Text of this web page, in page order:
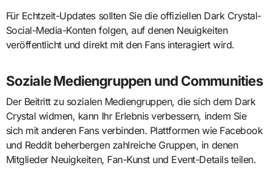
Für Echtzeit-Updates sollten Sie die offiziellen Dark Crystal-
Social-Media-Konten folgen, auf denen Neuigkeiten
veröffentlicht und direkt mit den Fans interagiert wird.
Soziale Mediengruppen und Communities
Der Beitritt zu sozialen Mediengruppen, die sich dem Dark
Crystal widmen, kann Ihr Erlebnis verbessern, indem Sie
sich mit anderen Fans verbinden. Plattformen wie Facebook
und Reddit beherbergen zahlreiche Gruppen, in denen
Mitglieder Neuigkeiten, Fan-Kunst und Event-Details teilen.